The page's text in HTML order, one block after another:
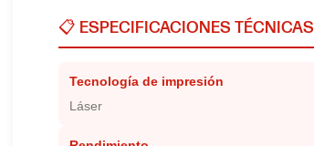
📋 ESPECIFICACIONES TÉCNICAS
Tecnología de impresión
Láser